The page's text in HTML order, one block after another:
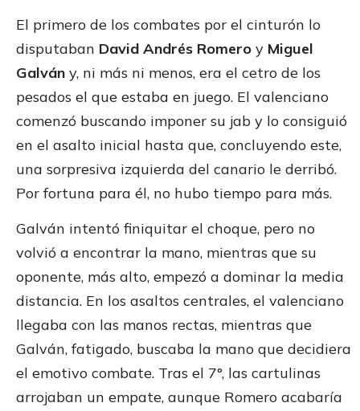
El primero de los combates por el cinturón lo
disputaban David Andrés Romero y Miguel
Galván y, ni más ni menos, era el cetro de los
pesados el que estaba en juego. El valenciano
comenzó buscando imponer su jab y lo consiguió
en el asalto inicial hasta que, concluyendo este,
una sorpresiva izquierda del canario le derribó.
Por fortuna para él, no hubo tiempo para más.
Galván intentó finiquitar el choque, pero no
volvió a encontrar la mano, mientras que su
oponente, más alto, empezó a dominar la media
distancia. En los asaltos centrales, el valenciano
llegaba con las manos rectas, mientras que
Galván, fatigado, buscaba la mano que decidiera
el emotivo combate. Tras el 7°, las cartulinas
arrojaban un empate, aunque Romero acabaría